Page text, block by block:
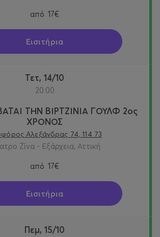
από 17€
Εισιτήρια
Τετ, 14/10
20:00
ΤΗΝ ΒΙΡΤΖΙΝΙΑ ΓΟΥΛΦ 2ος
ΧΡΟΝΟΣ
Αλεξάνδρας 74, 114 73
Ζίνα - Εξάρχεια, Αττική
από 17€
Εισιτήρια
Πεμ, 15/10